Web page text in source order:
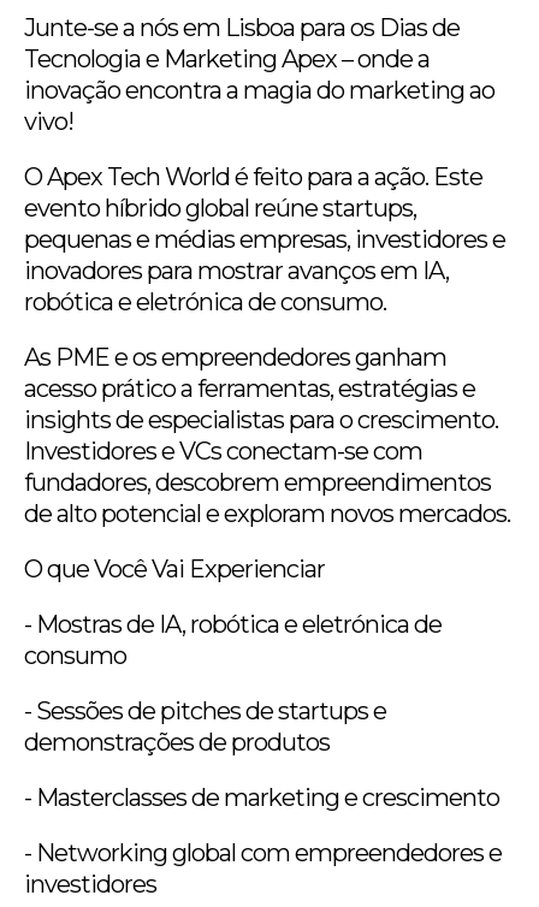
Junte-se a nós em Lisboa para os Dias de
Tecnologia e Marketing Apex – onde a
inovação encontra a magia do marketing ao
vivo!
O Apex Tech World é feito para a ação. Este
evento híbrido global reúne startups,
pequenas e médias empresas, investidores e
inovadores para mostrar avanços em IA,
robótica e eletrónica de consumo.
As PME e os empreendedores ganham
acesso prático a ferramentas, estratégias e
insights de especialistas para o crescimento.
Investidores e VCs conectam-se com
fundadores, descobrem empreendimentos
de alto potencial e exploram novos mercados.
O que Você Vai Experienciar
- Mostras de IA, robótica e eletrónica de
consumo
- Sessões de pitches de startups e
demonstrações de produtos
- Masterclasses de marketing e crescimento
- Networking global com empreendedores e
investidores